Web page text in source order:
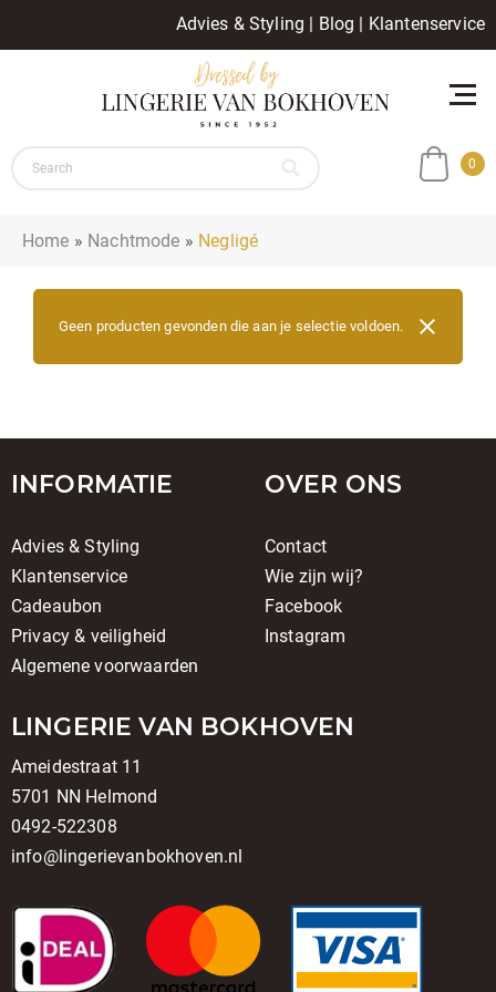
Advies & Styling | Blog | Klantenservice
0
Home » Nachtmode » Negligé
Geen producten gevonden die aan je selectie voldoen.
INFORMATIE
Advies & Styling
Klantenservice
Cadeaubon
Privacy & veiligheid
Algemene voorwaarden
OVER ONS
Contact
Wie zijn wij?
Facebook
Instagram
LINGERIE VAN BOKHOVEN
Ameidestraat 11
5701 NN Helmond
0492-522308
info@lingerievanbokhoven.nl